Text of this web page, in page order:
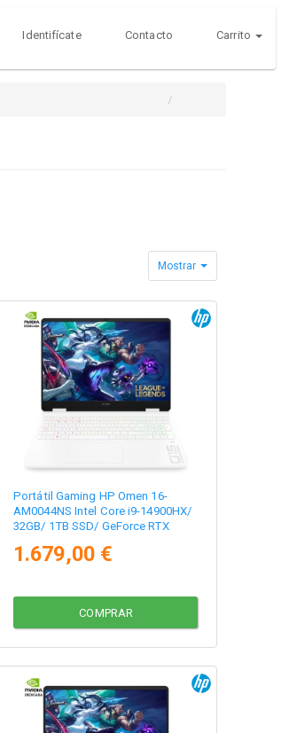
Identifícate Contacto Carrito
Mostrar
Portátil Gaming HP Omen 16-
AM0044NS Intel Core i9-14900HX/
32GB/ 1TB SSD/ GeForce RTX
1.679,00 €
COMPRAR